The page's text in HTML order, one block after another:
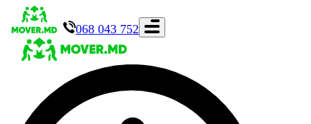
068 043 752